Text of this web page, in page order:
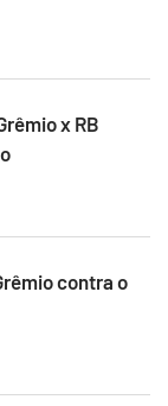
x RB
contra o